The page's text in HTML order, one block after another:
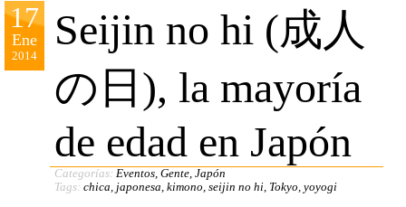
Seijin no hi (成人
の日), la mayoría
de edad en Japón
17
Ene
2014
Categorías: Eventos, Gente, Japón
Tags: chica, japonesa, kimono, seijin no hi, Tokyo, yoyogi